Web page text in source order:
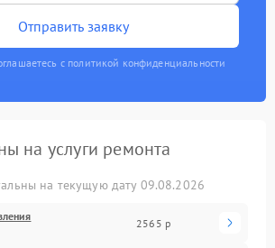
Отправить заявку
с политикой конфиденциальности
на услуги ремонта
на текущую дату 09.08.2026
2565 р